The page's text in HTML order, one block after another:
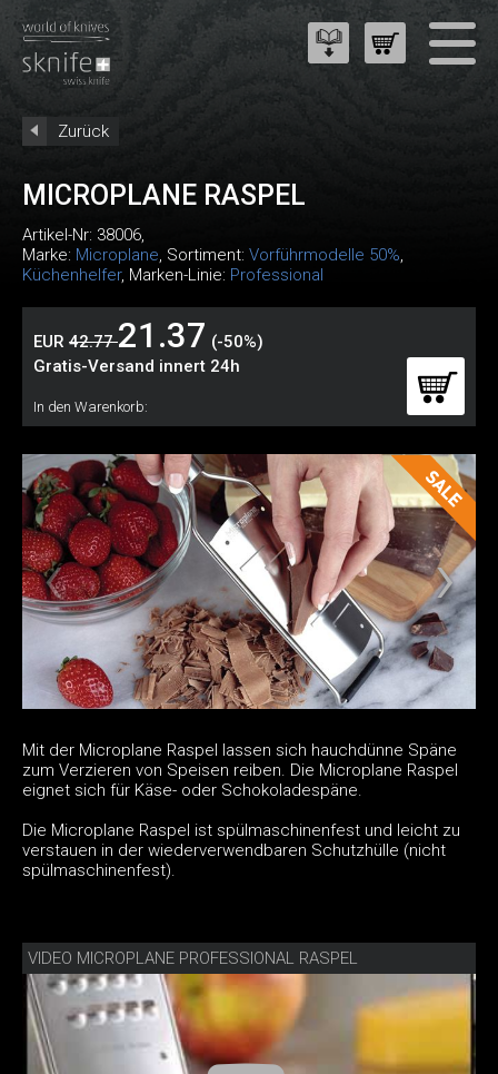
Zurück
MICROPLANE RASPEL
Artikel-Nr: 38006,
Marke: Microplane, Sortiment: Vorführmodelle 50%,
Küchenhelfer, Marken-Linie: Professional
EUR 42.7721.37 (-50%)
Gratis-Versand innert 24h
In den Warenkorb:
Mit der Microplane Raspel lassen sich hauchdünne Späne
zum Verzieren von Speisen reiben. Die Microplane Raspel
eignet sich für Käse- oder Schokoladespäne.
Die Microplane Raspel ist spülmaschinenfest und leicht zu
verstauen in der wiederverwendbaren Schutzhülle (nicht
spülmaschinenfest).
VIDEO MICROPLANE PROFESSIONAL RASPEL